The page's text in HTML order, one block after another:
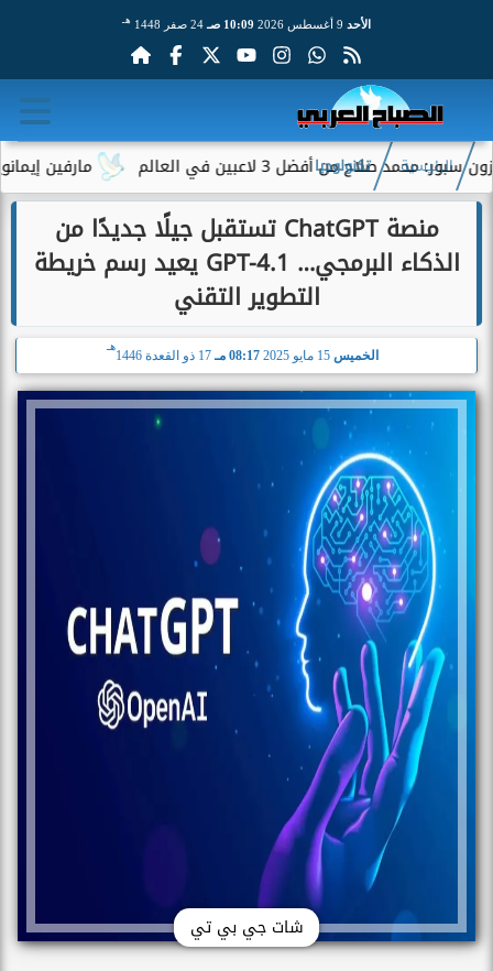
الأحد 10:09 صـ 24 صفر 1448 هـ
مارفين إيمانويل.. من أفضل 3 لاعبين في العالم
الرئيسية تكنولوجيا
منصة ChatGPT تستقبل جيلًا جديدًا من
الذكاء البرمجي… GPT-4.1 يعيد رسم خريطة
التطوير التقني
الخميس 15 مايو 2025 08:17 مـ 17 ذو القعدة 1446
هـ
شات جي بي تي